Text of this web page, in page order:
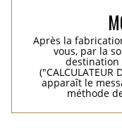
Après la
vous, par la
destination
("CALCULATEUR
apparaît le
méthode